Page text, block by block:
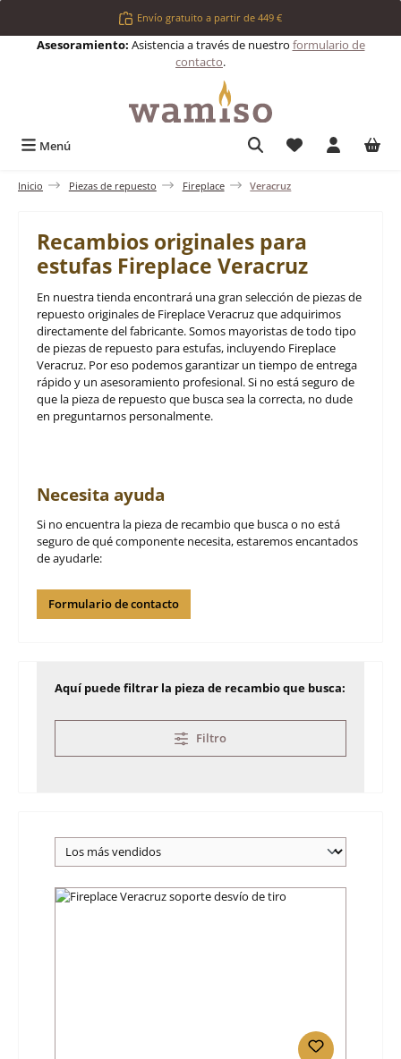
Saltar al contenido principalEnvío gratuito a partir de 449 €
Asesoramiento: Asistencia a través de nuestro formulario de
contacto.
Menú Tienes 0
Inicio Piezas de repuesto Fireplace Veracruz
Recambios originales para
estufas Fireplace Veracruz
En nuestra tienda encontrará una gran selección de piezas de
repuesto originales de Fireplace Veracruz que adquirimos
directamente del fabricante. Somos mayoristas de todo tipo
de piezas de repuesto para estufas, incluyendo Fireplace
Veracruz. Por eso podemos garantizar un tiempo de entrega
rápido y un asesoramiento profesional. Si no está seguro de
que la pieza de repuesto que busca sea la correcta, no dude
en preguntarnos personalmente.
Necesita ayuda
Si no encuentra la pieza de recambio que busca o no está
seguro de qué componente necesita, estaremos encantados
de ayudarle:
Formulario de contacto
Aquí puede filtrar la pieza de recambio que busca:
Filtro